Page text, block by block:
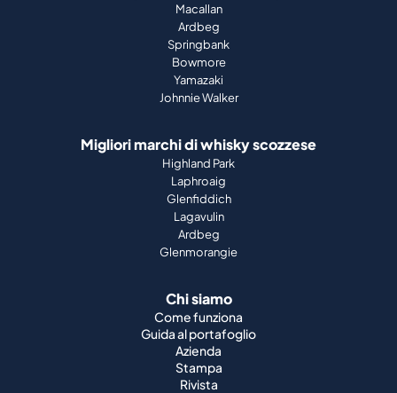
Macallan
Ardbeg
Springbank
Bowmore
Yamazaki
Johnnie Walker
Migliori marchi di whisky scozzese
Highland Park
Laphroaig
Glenfiddich
Lagavulin
Ardbeg
Glenmorangie
Chi siamo
Come funziona
Guida al portafoglio
Azienda
Stampa
Rivista